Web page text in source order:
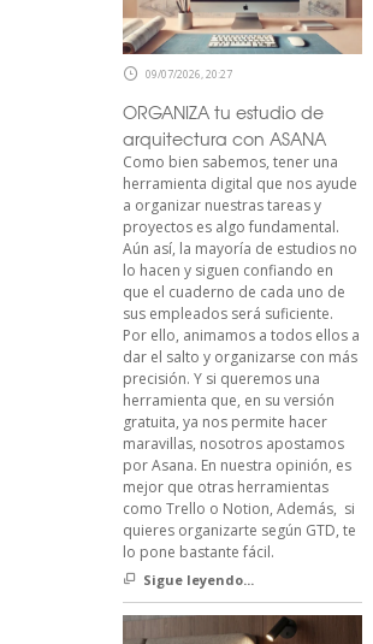
09/07/2026, 20:27
ORGANIZA tu estudio de
arquitectura con ASANA
Como bien sabemos, tener una
herramienta digital que nos ayude
a organizar nuestras tareas y
proyectos es algo fundamental.
Aún así, la mayoría de estudios no
lo hacen y siguen confiando en
que el cuaderno de cada uno de
sus empleados será suficiente.
Por ello, animamos a todos ellos a
dar el salto y organizarse con más
precisión. Y si queremos una
herramienta que, en su versión
gratuita, ya nos permite hacer
maravillas, nosotros apostamos
por Asana. En nuestra opinión, es
mejor que otras herramientas
como Trello o Notion, Además, si
quieres organizarte según GTD, te
lo pone bastante fácil.
Sigue leyendo...